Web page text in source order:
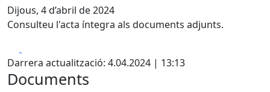
Dijous, 4 d’abril de 2024
Consulteu l'acta íntegra als documents adjunts.
Darrera actualització: 4.04.2024 | 13:13
Documents